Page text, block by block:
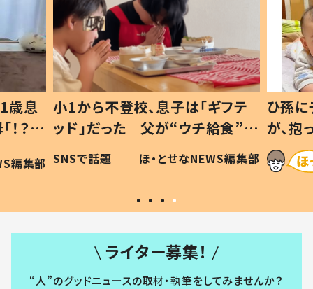
歳息
？」
編集部
小1から不登校、息子は「ギフテ
ッド」だった 父が“ウチ給食”を
作り続ける理由とは #令和の親
#令和の子
SNSで話題 ほ・とせなNEWS編集部
ひ孫
が、
「涙が
い」
ライター募集！
“人”のグッドニュースの取材・執筆をしてみませんか？